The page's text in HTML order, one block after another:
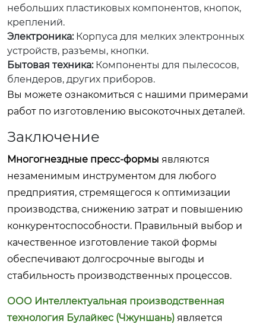
небольших пластиковых компонентов, кнопок,
креплений.
Электроника:Корпуса для мелких электронных
устройств, разъемы, кнопки.
Бытовая техника:Компоненты для пылесосов,
блендеров, других приборов.
Вы можете ознакомиться с нашими примерами
работ по изготовлению высокоточных деталей.
Заключение
Многогнездные пресс-формы являются
незаменимым инструментом для любого
предприятия, стремящегося к оптимизации
производства, снижению затрат и повышению
конкурентоспособности. Правильный выбор и
качественное изготовление такой формы
обеспечивают долгосрочные выгоды и
стабильность производственных процессов.
ООО Интеллектуальная производственная
технология Булайкес (Чжуншань) является